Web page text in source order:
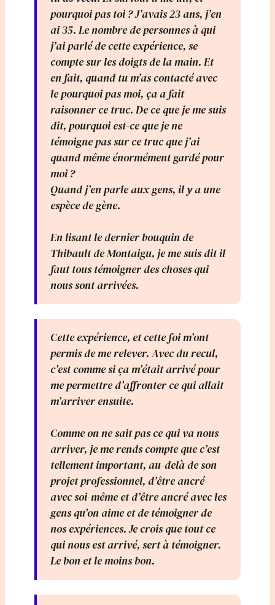
pourquoi pas toi ? J’avais 23 ans, j’en
ai 35. Le nombre de personnes à qui
j’ai parlé de cette expérience, se
compte sur les doigts de la main. Et
en fait, quand tu m’as contacté avec
le pourquoi pas moi, ça a fait
raisonner ce truc. De ce que je me suis
dit, pourquoi est-ce que je ne
témoigne pas sur ce truc que j’ai
quand même énormément gardé pour
moi ?
Quand j’en parle aux gens, il y a une
espèce de gène.
En lisant le dernier bouquin de
Thibault de Montaigu, je me suis dit il
faut tous témoigner des choses qui
nous sont arrivées.
Cette expérience, et cette foi m’ont
permis de me relever. Avec du recul,
c’est comme si ça m’était arrivé pour
me permettre d’affronter ce qui allait
m’arriver ensuite.
Comme on ne sait pas ce qui va nous
arriver, je me rends compte que c’est
tellement important, au-delà de son
projet professionnel, d’être ancré
avec soi-même et d’être ancré avec les
gens qu’on aime et de témoigner de
nos expériences. Je crois que tout ce
qui nous est arrivé, sert à témoigner.
Le bon et le moins bon.